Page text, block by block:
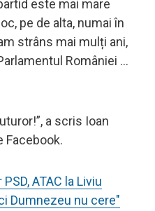
este mai mare
pe de alta, numai în
strâns mai mulți ani,
României ...
a scris Ioan
Facebook.
ATAC la Liviu
Dumnezeu nu cere"